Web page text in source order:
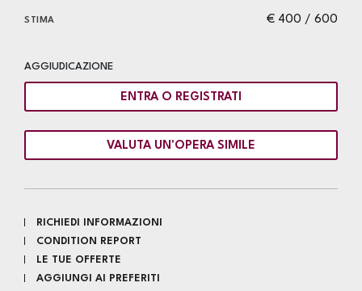
€ 400 / 600
STIMA
AGGIUDICAZIONE
ENTRA O REGISTRATI
VALUTA UN'OPERA SIMILE
RICHIEDI INFORMAZIONI
CONDITION REPORT
LE TUE OFFERTE
AGGIUNGI AI PREFERITI